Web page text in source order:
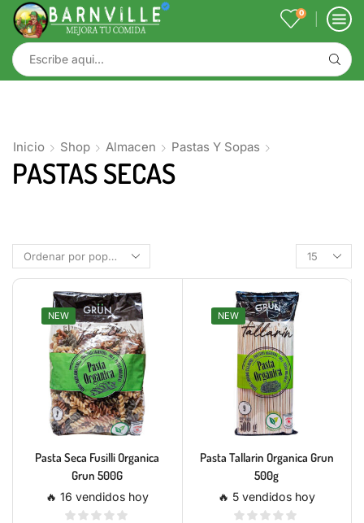
0
Inicio Shop Almacen Pastas Y Sopas
PASTAS SECAS
NEW
Pasta Seca Fusilli Organica
Grun 500G
🔥 16 vendidos hoy
NEW
Pasta Tallarin Organica Grun
500g
🔥 5 vendidos hoy